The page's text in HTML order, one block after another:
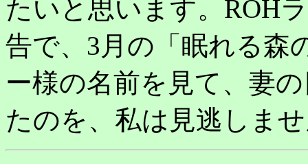
たいと思います。ROH
告で、3月の「眠れる森
ー様の名前を見て、妻
たのを、私は見逃しま